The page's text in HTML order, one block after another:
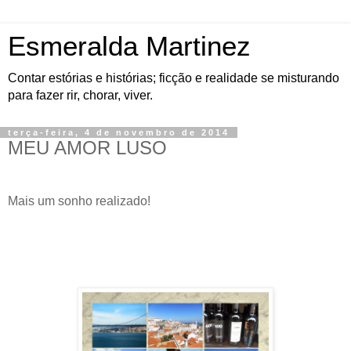
Esmeralda Martinez
Contar estórias e histórias; ficção e realidade se misturando
para fazer rir, chorar, viver.
terça-feira, 4 de novembro de 2014
MEU AMOR LUSO
Mais um sonho realizado!